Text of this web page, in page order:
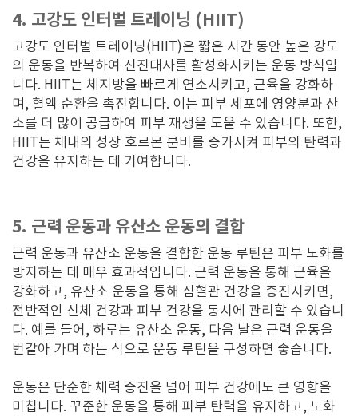
4. 고강도 인터벌 트레이닝 (HIIT)
고강도 인터벌 트레이닝(HIIT)은 짧은 시간 동안 높은 강도
의 운동을 반복하여 신진대사를 활성화시키는 운동 방식입
니다. HIIT는 체지방을 빠르게 연소시키고, 근육을 강화하
며, 혈액 순환을 촉진합니다. 이는 피부 세포에 영양분과 산
소를 더 많이 공급하여 피부 재생을 도울 수 있습니다. 또한,
HIIT는 체내의 성장 호르몬 분비를 증가시켜 피부의 탄력과
건강을 유지하는 데 기여합니다.
5. 근력 운동과 유산소 운동의 결합
근력 운동과 유산소 운동을 결합한 운동 루틴은 피부 노화를
방지하는 데 매우 효과적입니다. 근력 운동을 통해 근육을
강화하고, 유산소 운동을 통해 심혈관 건강을 증진시키면,
전반적인 신체 건강과 피부 건강을 동시에 관리할 수 있습니
다. 예를 들어, 하루는 유산소 운동, 다음 날은 근력 운동을
번갈아 가며 하는 식으로 운동 루틴을 구성하면 좋습니다.
운동은 단순한 체력 증진을 넘어 피부 건강에도 큰 영향을
미칩니다. 꾸준한 운동을 통해 피부 탄력을 유지하고, 노화